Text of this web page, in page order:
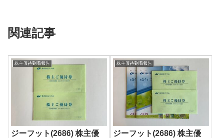
関連記事
株主優待到着報告
ジーフット(2686) 株主優
株主優待到着報告
ジーフット(2686) 株主優